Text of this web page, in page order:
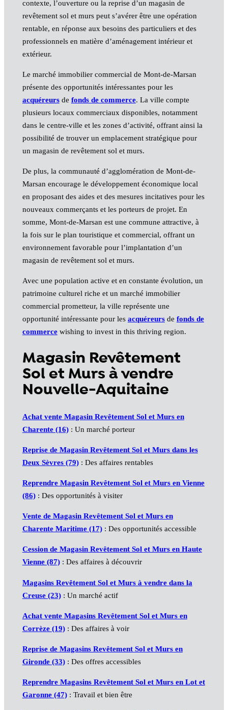
contexte, l’ouverture ou la reprise d’un magasin de
revêtement sol et murs peut s’avérer être une opération
rentable, en réponse aux besoins des particuliers et des
professionnels en matière d’aménagement intérieur et
extérieur.
Le marché immobilier commercial de Mont-de-Marsan
présente des opportunités intéressantes pour les
acquéreursde fonds de commerce. La ville compte
plusieurs locaux commerciaux disponibles, notamment
dans le centre-ville et les zones d’activité, offrant ainsi la
possibilité de trouver un emplacement stratégique pour
un magasin de revêtement sol et murs.
De plus, la communauté d’agglomération de Mont-de-
Marsan encourage le développement économique local
en proposant des aides et des mesures incitatives pour les
nouveaux commerçants et les porteurs de projet. En
somme, Mont-de-Marsan est une commune attractive, à
la fois sur le plan touristique et commercial, offrant un
environnement favorable pour l’implantation d’un
magasin de revêtement sol et murs.
Avec une population active et en constante évolution, un
patrimoine culturel riche et un marché immobilier
commercial prometteur, la ville représente une
opportunité intéressante pour les acquéreursde fonds de
commercewishing to invest in this thriving region.
Magasin Revêtement
Sol et Murs à vendre
Nouvelle-Aquitaine
Achat vente Magasin Revêtement Sol et Murs en
Charente (16): Un marché porteur
Reprise de Magasin Revêtement Sol et Murs dans les
Deux Sèvres (79): Des affaires rentables
Reprendre Magasin Revêtement Sol et Murs en Vienne
(86): Des opportunités à visiter
Vente de Magasin Revêtement Sol et Murs en
Charente Maritime (17): Des opportunités accessible
Cession de Magasin Revêtement Sol et Murs en Haute
Vienne (87): Des affaires à découvrir
Magasins Revêtement Sol et Murs à vendre dans la
Creuse (23): Un marché actif
Achat vente Magasins Revêtement Sol et Murs en
Corrèze (19): Des affaires à voir
Reprise de Magasins Revêtement Sol et Murs en
Gironde (33): Des offres accessibles
Reprendre Magasins Revêtement Sol et Murs en Lot et
Garonne (47): Travail et bien être